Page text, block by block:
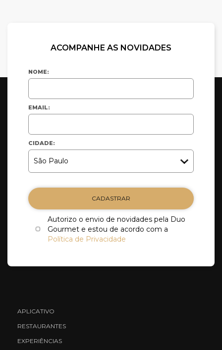
ACOMPANHE AS NOVIDADES
NOME:
EMAIL:
CIDADE:
CADASTRAR
Autorizo o envio de novidades pela Duo
Gourmet e estou de acordo com a
Política de Privacidade
APLICATIVO
RESTAURANTES
EXPERIÊNCIAS